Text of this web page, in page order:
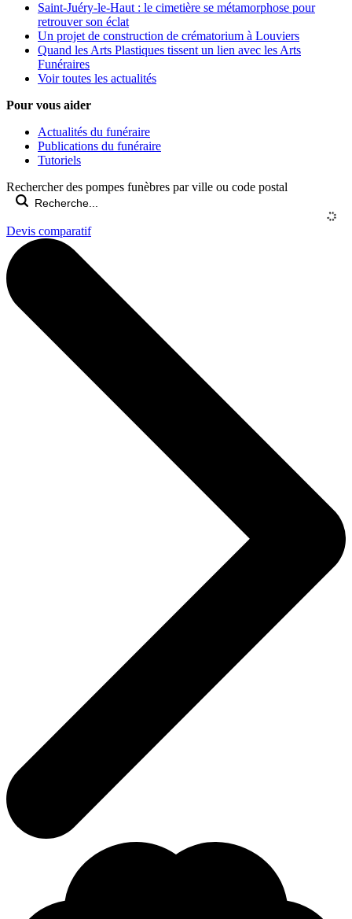
Saint-Juéry-le-Haut : le cimetière se métamorphose pour
retrouver son éclat
Un projet de construction de crématorium à Louviers
Quand les Arts Plastiques tissent un lien avec les Arts
Funéraires
Voir toutes les actualités
Pour vous aider
Actualités du funéraire
Publications du funéraire
Tutoriels
Rechercher des pompes funèbres par ville ou code postal
Devis comparatif